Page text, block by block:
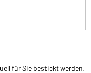
für Sie bestickt werden.